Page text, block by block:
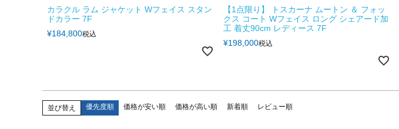
カラクル ラム ジャケット Wフェイス スタン
ドカラー 7F
¥184,800税込
【1点限り】 トスカーナ ムートン ＆ フォッ
クス コート Wフェイス ロング シェアード加
工 着丈90cm レディース 7F
¥198,000税込
並び替え 優先度順 価格が安い順 価格が高い順 新着順 レビュー順